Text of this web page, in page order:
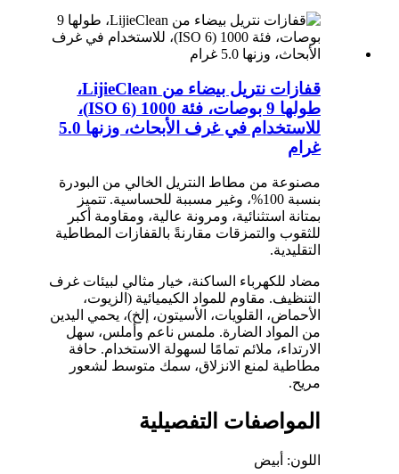
قفازات نتريل بيضاء من LijieClean،
طولها 9 بوصات، فئة 1000 (ISO 6)،
للاستخدام في غرف الأبحاث، وزنها 5.0
غرام
مصنوعة من مطاط النتريل الخالي من البودرة
بنسبة 100%، وغير مسببة للحساسية. تتميز
بمتانة استثنائية، ومرونة عالية، ومقاومة أكبر
للثقوب والتمزقات مقارنةً بالقفازات المطاطية
التقليدية.
مضاد للكهرباء الساكنة، خيار مثالي لبيئات غرف
التنظيف. مقاوم للمواد الكيميائية (الزيوت،
الأحماض، القلويات، الأسيتون، إلخ)، يحمي اليدين
من المواد الضارة. ملمس ناعم وأملس، سهل
الارتداء، ملائم تمامًا لسهولة الاستخدام. حافة
مطاطية لمنع الانزلاق، سمك متوسط ​​لشعور
مريح.
المواصفات التفصيلية
اللون: أبيض